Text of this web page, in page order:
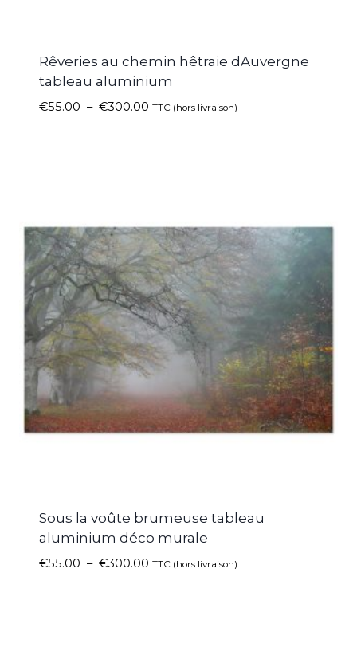
Rêveries au chemin hêtraie dAuvergne
tableau aluminium
€55.00 – €300.00 TTC (hors livraison)
Sous la voûte brumeuse tableau
aluminium déco murale
€55.00 – €300.00 TTC (hors livraison)